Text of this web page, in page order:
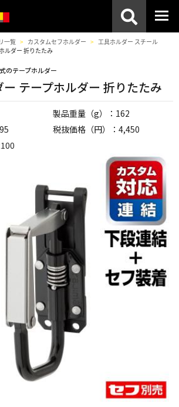
一覧 カスタムセフホルダー
工具ホルダー スチール
ルダー 折りたたみ
のテープホルダー
テープホルダー 折りたたみ
製品重量（g）：162
税抜価格（円）：4,450